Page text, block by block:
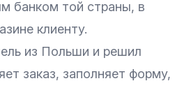
банком той страны, в
клиенту.
из Польши и решил
заказ, заполняет форму,